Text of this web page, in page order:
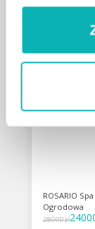
ROSARIO
Ogrodowa
28000zł